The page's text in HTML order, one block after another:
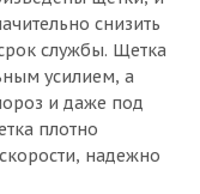
снизить
службы. Щетка
усилием, а
и даже под
плотно
надежно